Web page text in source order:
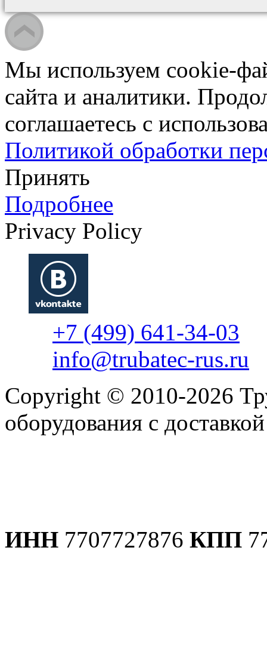
Мы используем cookie-
сайта и аналитики.
соглашаетесь с
Политикой обработки
Принять
Подробнее
Privacy Policy
+7 (499) 641-34-03
info@trubatec-rus.ru
Copyright © 2010-2026
оборудования с
ИНН 7707727876 КПП